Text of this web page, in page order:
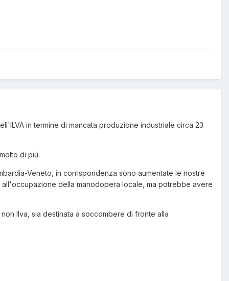
in termine di mancata produzione industriale circa 23
di più.
Veneto, in corrispondenza sono aumentate le nostre
all'occupazione della manodopera locale, ma potrebbe avere
Ilva, sia destinata a soccombere di fronte alla